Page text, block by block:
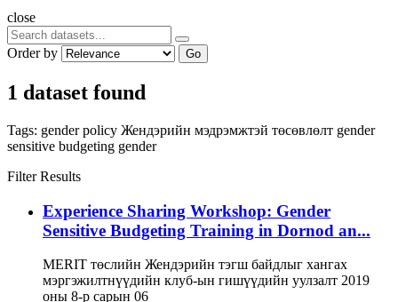
close
Order by Go
1 dataset found
Tags: gender policy Жендэрийн мэдрэмжтэй төсөвлөлт gender
sensitive budgeting gender
Filter Results
Experience Sharing Workshop: Gender
Sensitive Budgeting Training in Dornod an...
MERIT төслийн Жендэрийн тэгш байдлыг хангах
мэргэжилтнүүдийн клуб-ын гишүүдийн уулзалт 2019
оны 8-р сарын 06